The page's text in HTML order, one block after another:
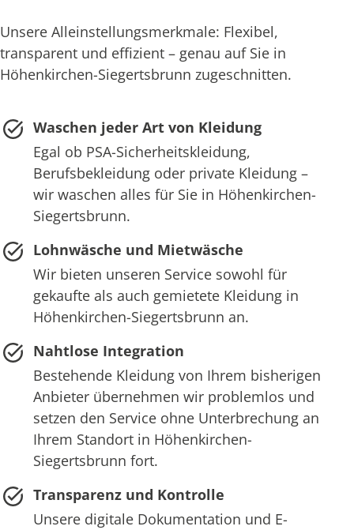
Unsere Alleinstellungsmerkmale: Flexibel,
transparent und effizient – genau auf Sie in
Höhenkirchen-Siegertsbrunn zugeschnitten.
Waschen jeder Art von Kleidung
Egal ob PSA-Sicherheitskleidung,
Berufsbekleidung oder private Kleidung –
wir waschen alles für Sie in Höhenkirchen-
Siegertsbrunn.
Lohnwäsche und Mietwäsche
Wir bieten unseren Service sowohl für
gekaufte als auch gemietete Kleidung in
Höhenkirchen-Siegertsbrunn an.
Nahtlose Integration
Bestehende Kleidung von Ihrem bisherigen
Anbieter übernehmen wir problemlos und
setzen den Service ohne Unterbrechung an
Ihrem Standort in Höhenkirchen-
Siegertsbrunn fort.
Transparenz und Kontrolle
Unsere digitale Dokumentation und E-